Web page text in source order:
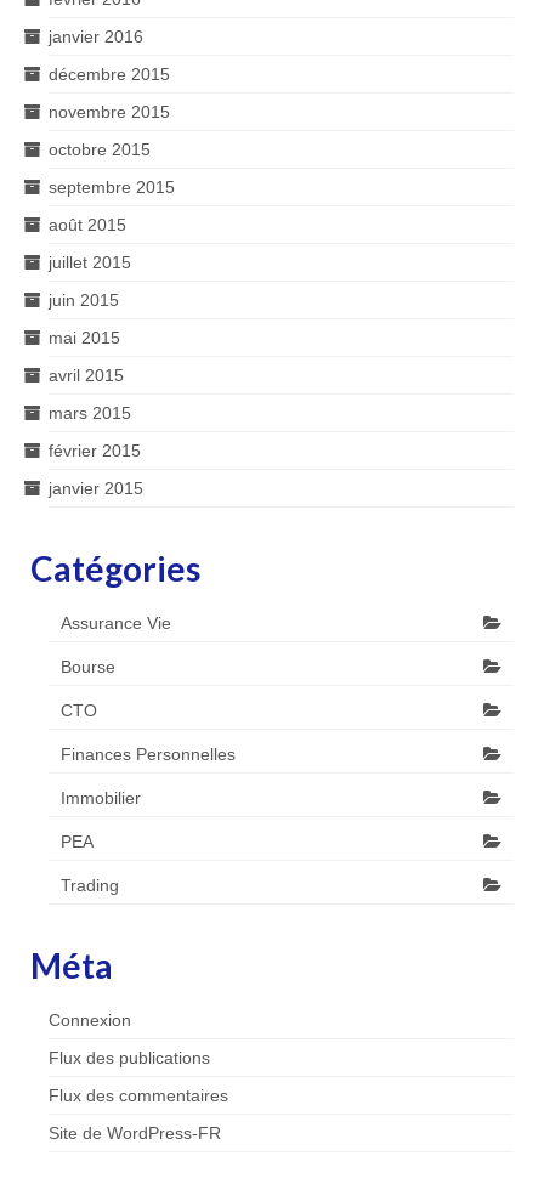
janvier 2016
décembre 2015
novembre 2015
octobre 2015
septembre 2015
août 2015
juillet 2015
juin 2015
mai 2015
avril 2015
mars 2015
février 2015
janvier 2015
Catégories
Assurance Vie
Bourse
CTO
Finances Personnelles
Immobilier
PEA
Trading
Méta
Connexion
Flux des publications
Flux des commentaires
Site de WordPress-FR